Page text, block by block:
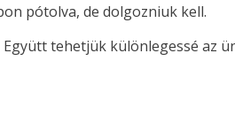
pótolva, de dolgozniuk kell.
Együtt tehetjük különlegessé az